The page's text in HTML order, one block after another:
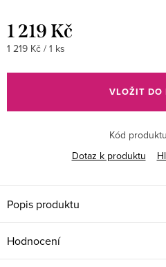
1 219 Kč
Měrná
1 219 Kč / 1 ks
VLOŽIT DO
Kód
Dotaz k produktu
Popis produktu
Hodnocení